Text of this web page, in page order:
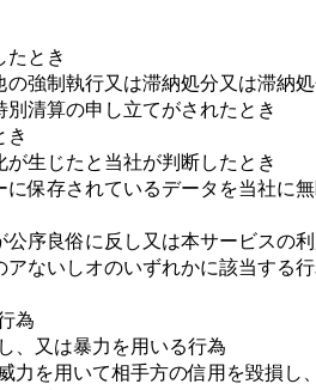
とき
強制執⾏⼜は滞納処分⼜は滞納
清算の申し⽴てがされたとき
き
⽣じたと当社が判断したとき
保存されているデータを当社に
序良俗に反し⼜は本サービスの
ないしオのいずれかに該当する
為
、⼜は暴⼒を⽤いる⾏為
⼒を⽤いて相⼿⽅の信⽤を毀損し